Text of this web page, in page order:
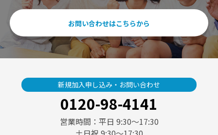
お問い合わせはこちらから
新規加入申し込み・お問い合わせ
0120-98-4141
営業時間：平日 9:30〜17:30